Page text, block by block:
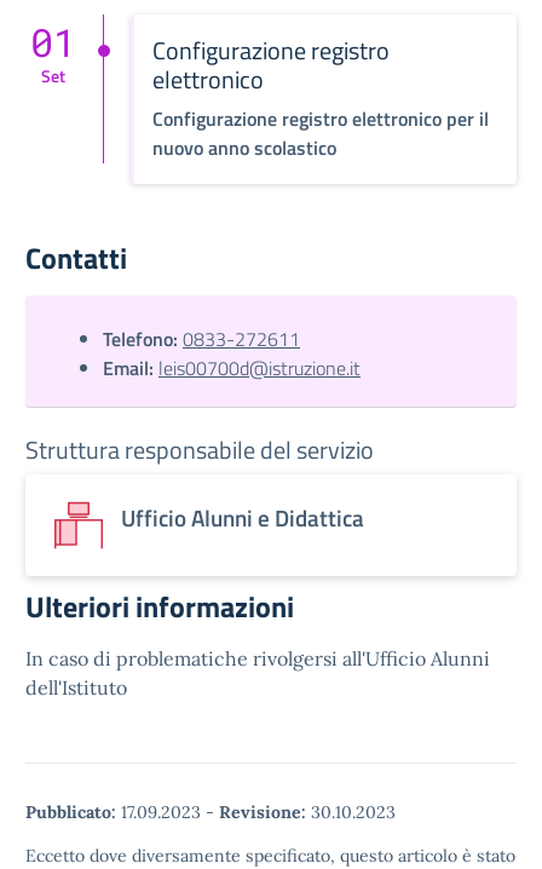
Configurazione registro
elettronico
Configurazione registro elettronico per il
nuovo anno scolastico
01
Set
Contatti
Telefono: 0833-272611
Email: leis00700d@istruzione.it
Struttura responsabile del servizio
Ufficio Alunni e Didattica
Ulteriori informazioni
In caso di problematiche rivolgersi all'Ufficio Alunni
dell'Istituto
Pubblicato: 17.09.2023 - Revisione: 30.10.2023
Eccetto dove diversamente specificato, questo articolo è stato